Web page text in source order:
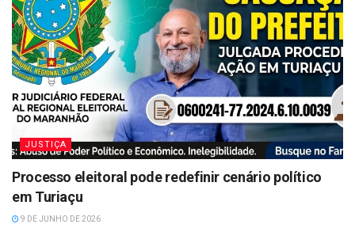
JUSTIÇA
Processo eleitoral pode redefinir cenário político
em Turiaçu
9 DE JUNHO DE 2026